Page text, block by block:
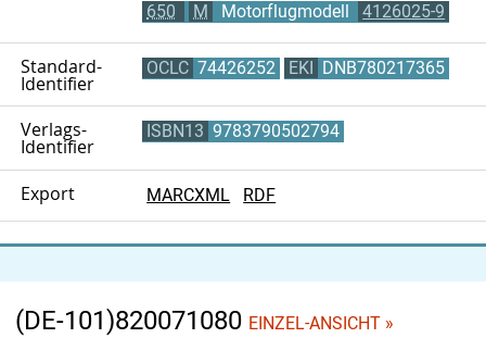
650
M Motorflugmodell 4126025-9
Standard-
Identifier
OCLC 74426252 EKI DNB780217365
Verlags-
Identifier
ISBN13 9783790502794
Export MARCXML RDF
(DE-101)820071080 EINZEL-ANSICHT »